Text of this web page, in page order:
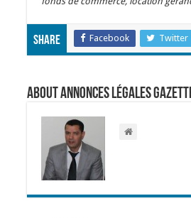
Share Facebook Twitter
About Annonces légales